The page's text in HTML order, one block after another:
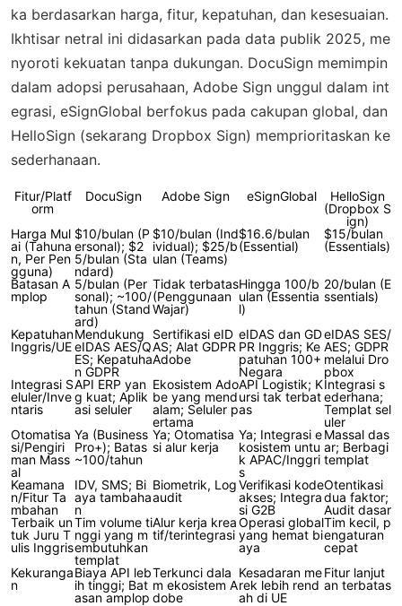
ka berdasarkan harga, fitur, kepatuhan, dan kesesuaian.
Ikhtisar netral ini didasarkan pada data publik 2025, me
nyoroti kekuatan tanpa dukungan. DocuSign memimpin
dalam adopsi perusahaan, Adobe Sign unggul dalam int
egrasi, eSignGlobal berfokus pada cakupan global, dan
HelloSign (sekarang Dropbox Sign) memprioritaskan ke
sederhanaan.
Fitur/Platf
orm
DocuSign Adobe Sign eSignGlobal
HelloSign
(Dropbox S
ign)
Harga Mul
ai (Tahuna
n, Per Pen
gguna)
$10/bulan (P
ersonal); $2
5/bulan (Sta
ndard)
$10/bulan (Ind
ividual); $25/b
ulan (Teams)
$16.6/bulan
(Essential)
$15/bulan
(Essentials)
Batasan A
mplop
5/bulan (Per
sonal); ~100/
tahun (Stand
ard)
Tidak terbatas
(Penggunaan
Wajar)
Hingga 100/b
ulan (Essentia
l)
20/bulan (E
ssentials)
Kepatuhan
Inggris/UE
Mendukung
eIDAS AES/Q
ES; Kepatuha
n GDPR
Sertifikasi eID
AS; Alat GDPR
Adobe
eIDAS dan GD
PR Inggris; Ke
patuhan 100+
Negara
eIDAS SES/
AES; GDPR
melalui Dro
pbox
Integrasi S
eluler/Inve
ntaris
API ERP yan
g kuat; Aplik
asi seluler
Ekosistem Ado
be yang mend
alam; Seluler p
ertama
API Logistik; K
ursi tak terbat
as
Integrasi s
ederhana;
Templat sel
uler
Otomatisa
si/Pengiri
man Mass
al
Ya (Business
Pro+); Batas
~100/tahun
Ya; Otomatisa
si alur kerja
Ya; Integrasi e
kosistem untu
k APAC/Inggri
s
Massal das
ar; Berbagi
templat
Keamana
n/Fitur Ta
mbahan
IDV, SMS; Bi
aya tambaha
n
Biometrik, Log
audit
Verifikasi kode
akses; Integra
si G2B
Otentikasi
dua faktor;
Audit dasar
Terbaik un
tuk Juru T
ulis Inggris
Tim volume ti
nggi yang m
embutuhkan
templat
Alur kerja krea
tif/terintegrasi
Operasi global
yang hemat bi
aya
Tim kecil, p
engaturan
cepat
Kekuranga
n
Biaya API leb
ih tinggi; Bat
asan amplop
Terkunci dala
m ekosistem A
dobe
Kesadaran me
rek lebih rend
ah di UE
Fitur lanjut
an terbatas